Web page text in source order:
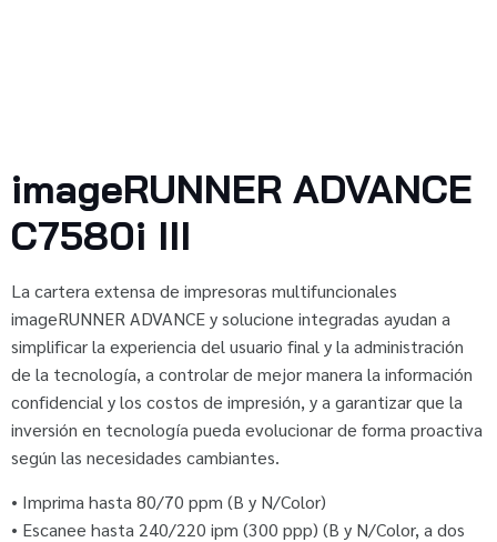
imageRUNNER ADVANCE
C7580i III
La cartera extensa de impresoras multifuncionales
imageRUNNER ADVANCE y solucione integradas ayudan a
simplificar la experiencia del usuario final y la administración
de la tecnología, a controlar de mejor manera la información
confidencial y los costos de impresión, y a garantizar que la
inversión en tecnología pueda evolucionar de forma proactiva
según las necesidades cambiantes.
• Imprima hasta 80/70 ppm (B y N/Color)
• Escanee hasta 240/220 ipm (300 ppp) (B y N/Color, a dos